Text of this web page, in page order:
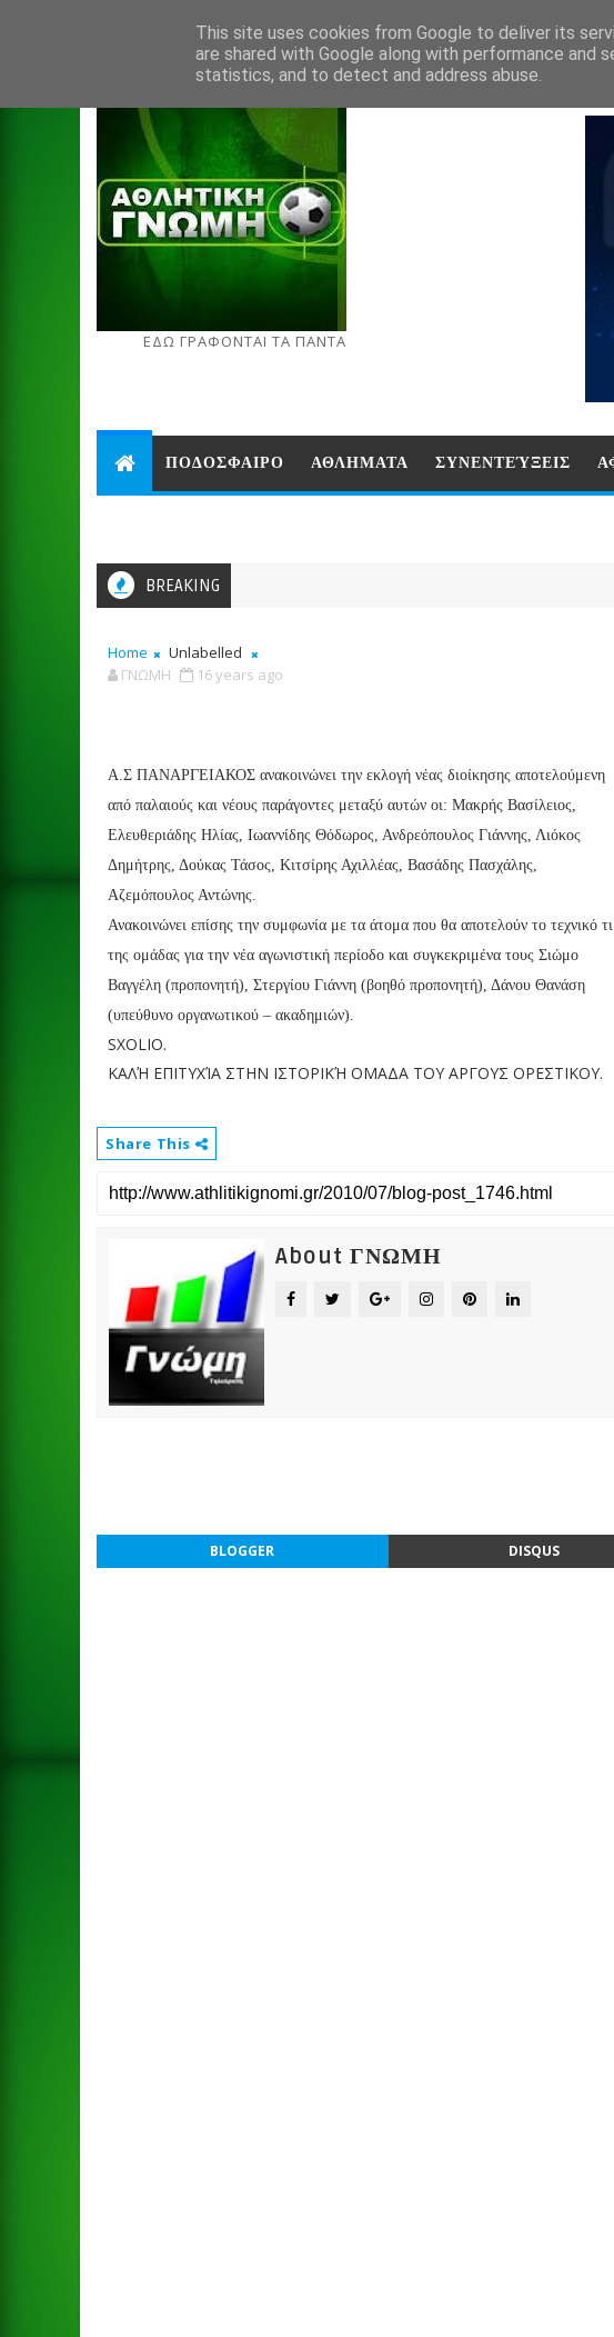
ΕΔΩ ΓΡΑΦΟΝΤΑΙ ΤΑ ΠΑΝΤΑ
ΠΟΔΟΣΦΑΙΡΟ ΑΘΛΗΜΑΤΑ ΣΥΝΕΝΤΕΎΞΕΙΣ
BREAKING
Home
Unlabelled
ΓΝΩΜΗ
16 years ago
Α.Σ ΠΑΝΑΡΓΕΙΑΚΟΣ ανακοινώνει την εκλογή νέας διοίκησης αποτελούμενη
από παλαιούς και νέους παράγοντες μεταξύ αυτών οι: Μακρής Βασίλειος,
Ελευθεριάδης Ηλίας, Ιωαννίδης Θόδωρος, Ανδρεόπουλος Γιάννης, Λιόκος
Δημήτρης, Δούκας Τάσος, Κιτσίρης Αχιλλέας, Βασάδης Πασχάλης,
Αζεμόπουλος Αντώνης.
Ανακοινώνει επίσης την συμφωνία με τα άτομα που θα αποτελούν το τεχνικό
της ομάδας για την νέα αγωνιστική περίοδο και συγκεκριμένα τους Σιώμο
Βαγγέλη (προπονητή), Στεργίου Γιάννη (βοηθό προπονητή), Δάνου Θανάση
(υπεύθυνο οργανωτικού – ακαδημιών).
SXOLIO.
ΚΑΛΉ ΕΠΙΤΥΧΊΑ ΣΤΗΝ ΙΣΤΟΡΙΚΉ ΟΜΑΔΑ ΤΟΥ ΑΡΓΟΥΣ ΟΡΕΣΤΙΚΟΥ.
Share This
About ΓΝΩΜΗ
BLOGGER DISQUS
This site uses cookies from Google to deliver its
are shared with Google along with performance
statistics, and to detect and address abuse.